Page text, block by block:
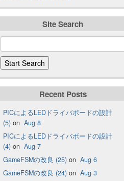
Site Search
Recent Posts
PICによるLEDドライバボードの設計
(5) on Aug 8
PICによるLEDドライバボードの設計
(4) on Aug 7
GameFSMの改良 (25) on Aug 6
GameFSMの改良 (24) on Aug 3